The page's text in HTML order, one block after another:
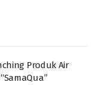
Produk Air